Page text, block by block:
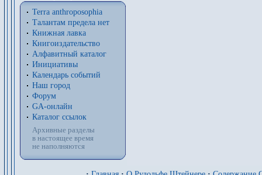
Terra anthroposophia
Талантам предела нет
Книжная лавка
Книгоиздательство
Алфавитный каталог
Инициативы
Календарь событий
Наш город
Форум
GA-онлайн
Каталог ссылок
Архивные разделы
в настоящее время
не наполняются